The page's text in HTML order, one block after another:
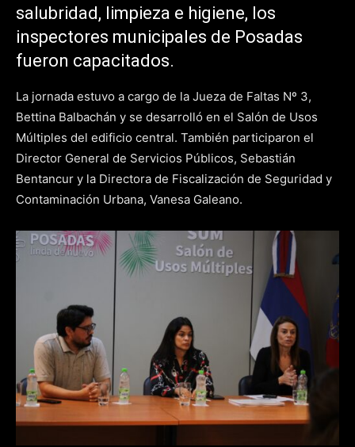
salubridad, limpieza e higiene, los
inspectores municipales de Posadas
fueron capacitados.
La jornada estuvo a cargo de la Jueza de Faltas Nº 3,
Bettina Balbachán y se desarrolló en el Salón de Usos
Múltiples del edificio central. También participaron el
Director General de Servicios Públicos, Sebastián
Bentancur y la Directora de Fiscalización de Seguridad y
Contaminación Urbana, Vanesa Galeano.